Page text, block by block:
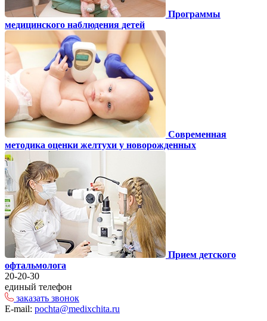
Программы
медицинского наблюдения детей
Современная
методика оценки желтухи у новорожденных
Прием детского
офтальмолога
20-20-30
единый телефон
заказать звонок
E-mail: pochta@medixchita.ru